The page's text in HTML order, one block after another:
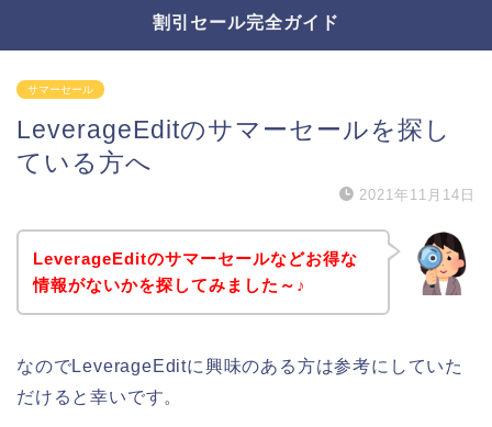
割引セール完全ガイド
サマーセール
LeverageEditのサマーセールを探し
ている方へ
2021年11月14日
LeverageEditのサマーセールなどお得な
情報がないかを探してみました～♪
なのでLeverageEditに興味のある方は参考にしていた
だけると幸いです。